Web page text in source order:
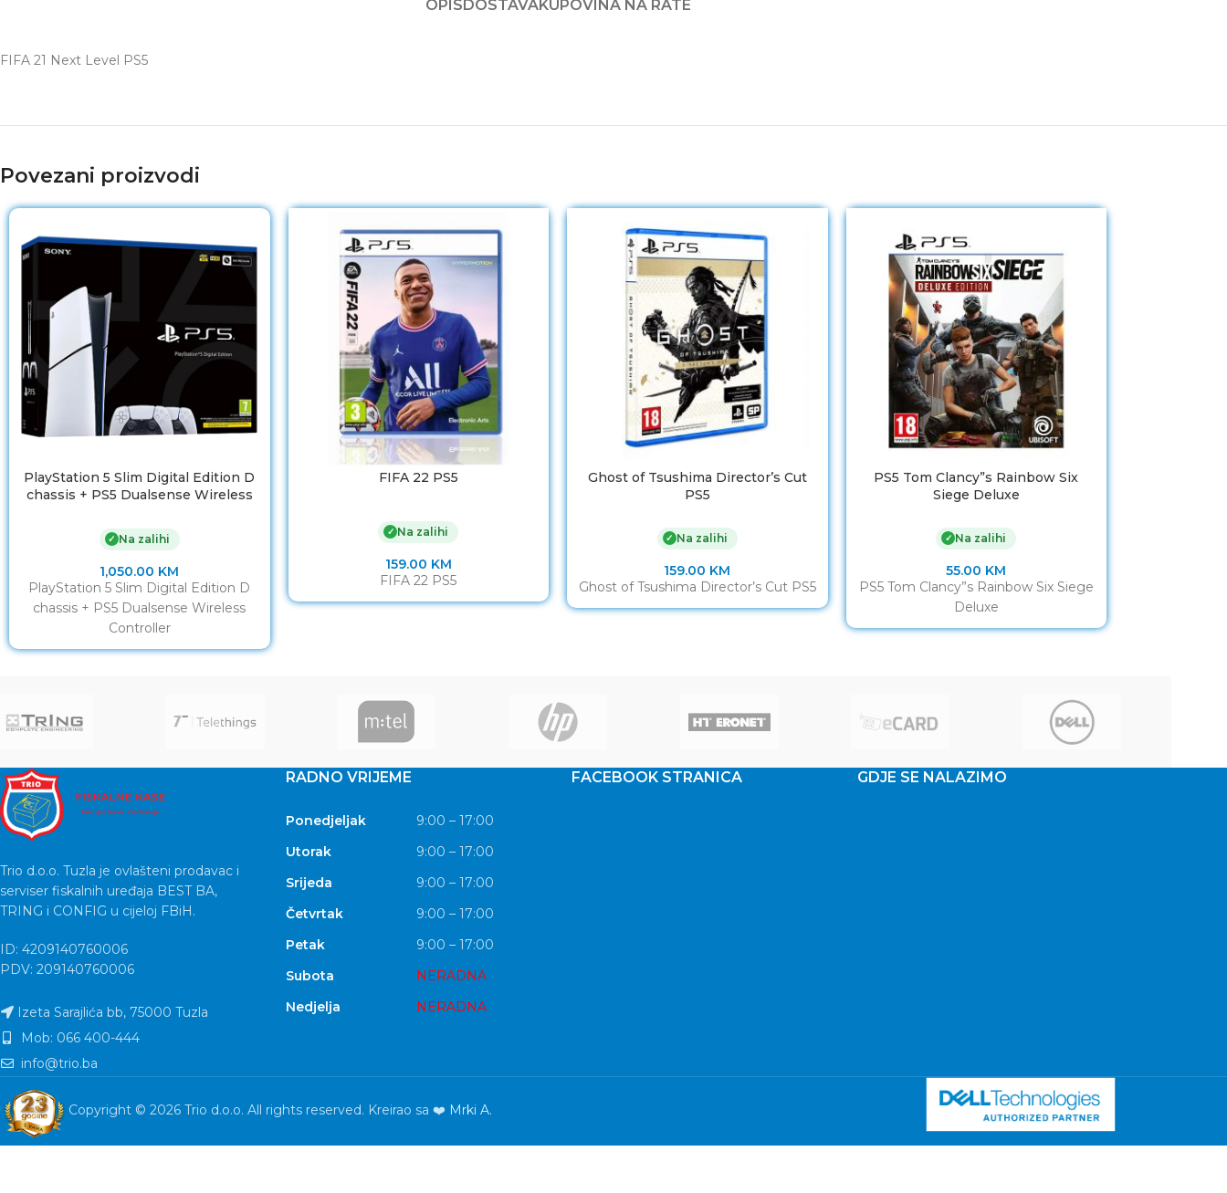
OPISDOSTAVAKUPOVINA NA RATE
FIFA 21 Next Level PS5
Povezani proizvodi
PlayStation 5 Slim Digital Edition D
chassis + PS5 Dualsense Wireless
✓ Na zalihi
1,050.00 KM
PlayStation 5 Slim Digital Edition D
chassis + PS5 Dualsense Wireless
Controller
FIFA 22 PS5
✓ Na zalihi
159.00 KM
FIFA 22 PS5
Ghost of Tsushima Director’s Cut
PS5
✓ Na zalihi
159.00 KM
Ghost of Tsushima Director’s Cut PS5
PS5 Tom Clancy”s Rainbow Six
Siege Deluxe
✓ Na zalihi
55.00 KM
PS5 Tom Clancy”s Rainbow Six Siege
Deluxe
Trio d.o.o. Tuzla je ovlašteni prodavac i
serviser fiskalnih uređaja BEST BA,
TRING i CONFIG u cijeloj FBiH.
ID: 4209140760006
PDV: 209140760006
Izeta Sarajlića bb, 75000 Tuzla
Mob: 066 400-444
info@trio.ba
RADNO VRIJEME
Ponedjeljak
9:00 – 17:00
Utorak
9:00 – 17:00
Srijeda
9:00 – 17:00
Četvrtak
9:00 – 17:00
Petak
9:00 – 17:00
Subota
NERADNA
Nedjelja
NERADNA
FACEBOOK STRANICA GDJE SE NALAZIMO
Copyright © 2026 Trio d.o.o. All rights reserved. Kreirao sa ❤️ Mrki A.